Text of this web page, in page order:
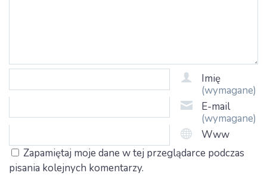
Imię
(wymagane)
E-mail
(wymagane)
Www
Zapamiętaj moje dane w tej przeglądarce podczas
pisania kolejnych komentarzy.